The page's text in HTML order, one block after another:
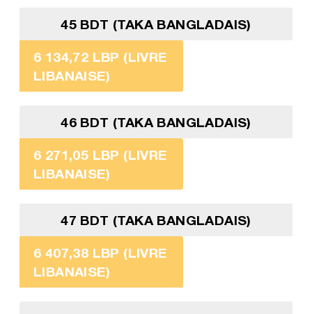
45 BDT (TAKA BANGLADAIS)
6 134,72 LBP (LIVRE
LIBANAISE)
46 BDT (TAKA BANGLADAIS)
6 271,05 LBP (LIVRE
LIBANAISE)
47 BDT (TAKA BANGLADAIS)
6 407,38 LBP (LIVRE
LIBANAISE)